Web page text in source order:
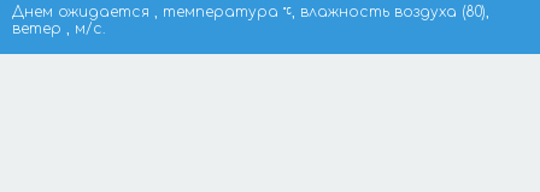
Днем ожидается , температура
, влажность воздуха (80),
ветер , м/с.